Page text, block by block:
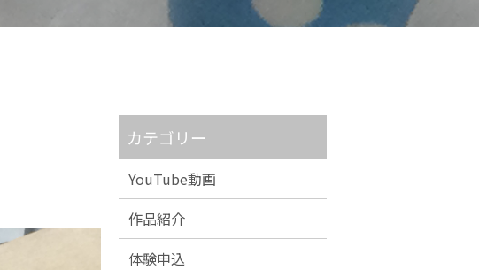
カテゴリー
YouTube動画
作品紹介
体験申込